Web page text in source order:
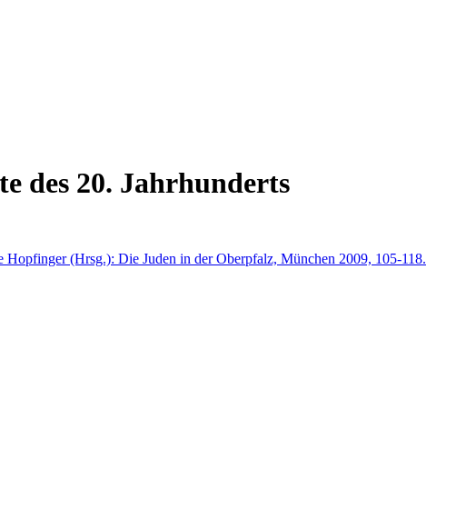
des 20. Jahrhunderts
Hopfinger (Hrsg.): Die Juden in der Oberpfalz, München 2009, 105-118.